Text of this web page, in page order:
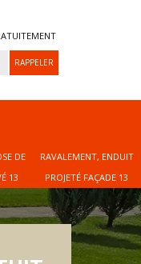
DE
13
RAVALEMENT, ENDUIT
PROJETÉ FAÇADE 13